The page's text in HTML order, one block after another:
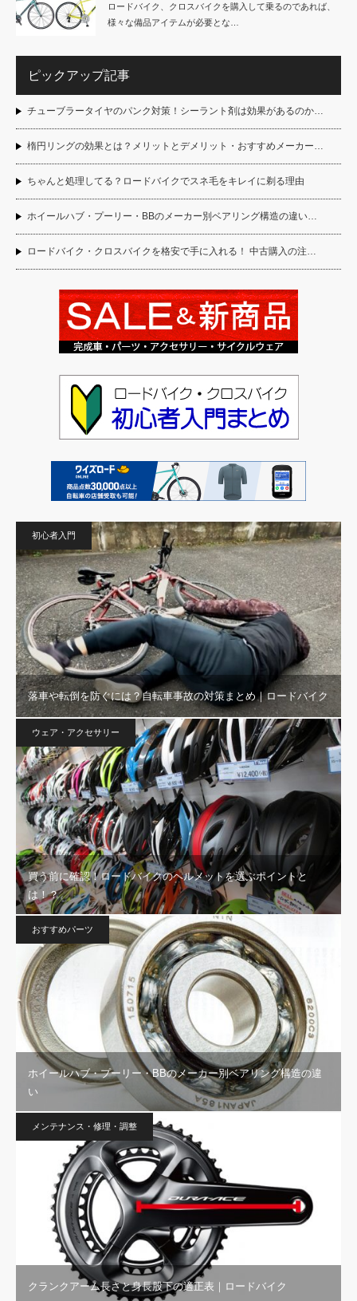
ロードバイク、クロスバイクを購入して乗るのであれば、
様々な備品アイテムが必要とな…
ピックアップ記事
チューブラータイヤのパンク対策！シーラント剤は効果があるのか…
楕円リングの効果とは？メリットとデメリット・おすすめメーカー…
ちゃんと処理してる？ロードバイクでスネ毛をキレイに剃る理由
ホイールハブ・プーリー・BBのメーカー別ベアリング構造の違い…
ロードバイク・クロスバイクを格安で手に入れる！ 中古購入の注…
初心者入門
落車や転倒を防ぐには？自転車事故の対策まとめ｜ロードバイク
ウェア・アクセサリー
買う前に確認！ロードバイクのヘルメットを選ぶポイントと
は！？
おすすめパーツ
ホイールハブ・プーリー・BBのメーカー別ベアリング構造の違
い
メンテナンス・修理・調整
クランクアーム長さと身長股下の適正表｜ロードバイク